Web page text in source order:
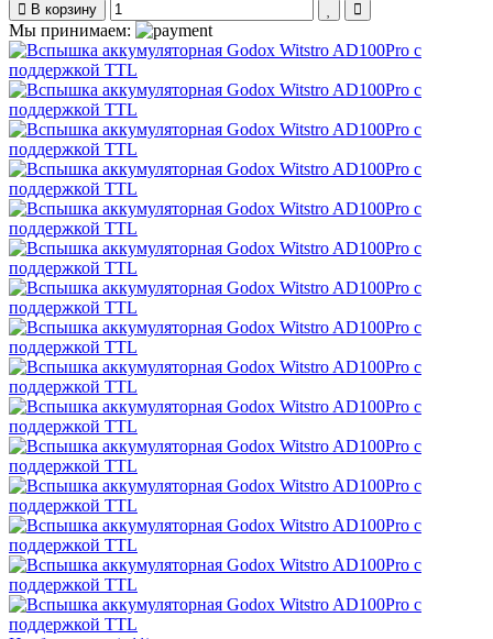
В корзину
Мы принимаем: